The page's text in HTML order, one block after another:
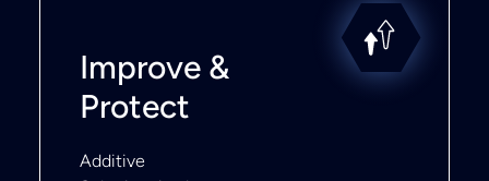
Improve &
Protect
Additive